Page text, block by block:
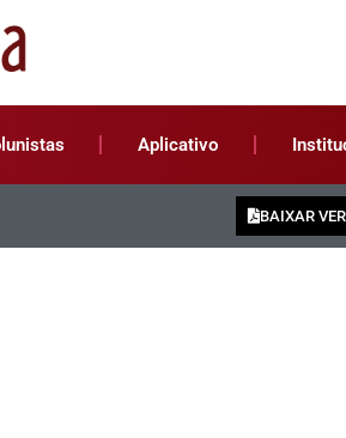
Aplicativo
BAIXAR